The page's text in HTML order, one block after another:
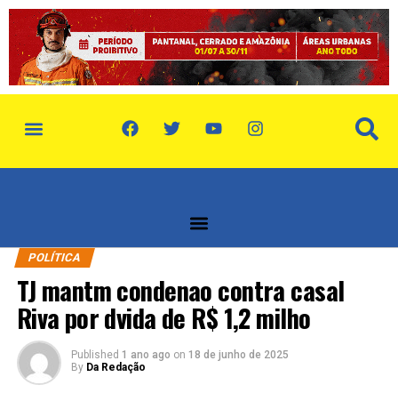
POLÍTICA
TJ mantm condenao contra casal
Riva por dvida de R$ 1,2 milho
Published 1 ano ago on 18 de junho de 2025
By Da Redação